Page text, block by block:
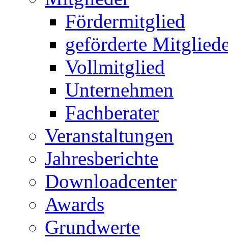
Fördermitglied
geförderte
Vollmitglied
Unternehmen
Fachberater
Veranstaltungen
Jahresberichte
Downloadcenter
Awards
Grundwerte